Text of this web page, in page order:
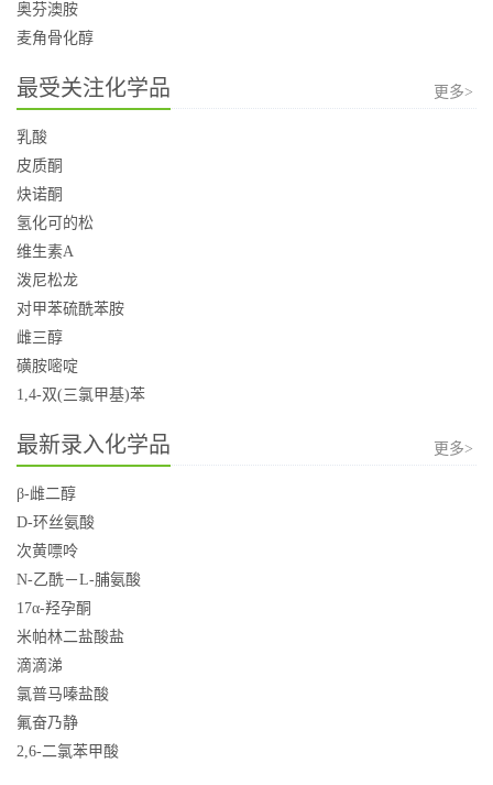
奥芬澳胺
麦角骨化醇
最受关注化学品 更多>
乳酸
皮质酮
炔诺酮
氢化可的松
维生素A
泼尼松龙
对甲苯硫酰苯胺
雌三醇
磺胺嘧啶
1,4-双(三氯甲基)苯
最新录入化学品 更多>
β-雌二醇
D-环丝氨酸
次黄嘌呤
N-乙酰－L-脯氨酸
17α-羟孕酮
米帕林二盐酸盐
滴滴涕
氯普马嗪盐酸
氟奋乃静
2,6-二氯苯甲酸